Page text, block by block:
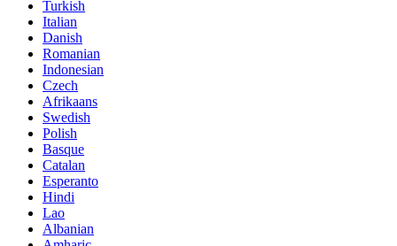
Turkish
Italian
Danish
Romanian
Indonesian
Czech
Afrikaans
Swedish
Polish
Basque
Catalan
Esperanto
Hindi
Lao
Albanian